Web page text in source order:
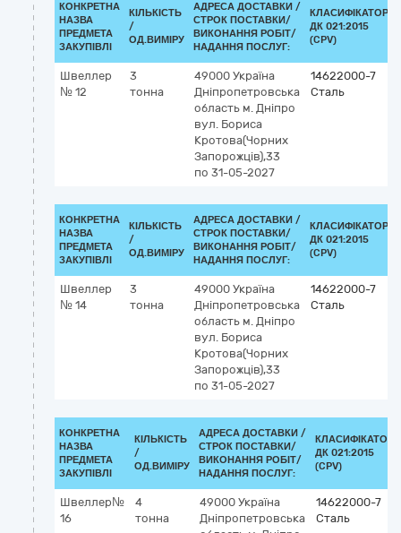
КОНКРЕТНА
НАЗВА
ПРЕДМЕТА
ЗАКУПІВЛІ
КІЛЬКІСТЬ
/
ОД.ВИМІРУ
АДРЕСА ДОСТАВКИ /
СТРОК ПОСТАВКИ/
ВИКОНАННЯ РОБІТ/
НАДАННЯ ПОСЛУГ:
КЛАСИФІКАТОР
ДК 021:2015
(CPV)
Швеллер
№ 12
3
тонна
49000 Україна
Дніпропетровська
область м. Дніпро
вул. Бориса
Кротова(Чорних
Запорожців),33
по 31-05-2027
14622000-7
Сталь
КОНКРЕТНА
НАЗВА
ПРЕДМЕТА
ЗАКУПІВЛІ
КІЛЬКІСТЬ
/
ОД.ВИМІРУ
АДРЕСА ДОСТАВКИ /
СТРОК ПОСТАВКИ/
ВИКОНАННЯ РОБІТ/
НАДАННЯ ПОСЛУГ:
КЛАСИФІКАТОР
ДК 021:2015
(CPV)
Швеллер
№ 14
3
тонна
49000 Україна
Дніпропетровська
область м. Дніпро
вул. Бориса
Кротова(Чорних
Запорожців),33
по 31-05-2027
14622000-7
Сталь
КОНКРЕТНА
НАЗВА
ПРЕДМЕТА
ЗАКУПІВЛІ
КІЛЬКІСТЬ
/
ОД.ВИМІРУ
АДРЕСА ДОСТАВКИ /
СТРОК ПОСТАВКИ/
ВИКОНАННЯ РОБІТ/
НАДАННЯ ПОСЛУГ:
КЛАСИФІКАТОР
ДК 021:2015
(CPV)
Швеллер№
16
4
тонна
49000 Україна
Дніпропетровська
14622000-7
Сталь